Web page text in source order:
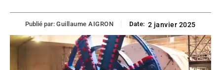
Publié par: Guillaume AIGRON Date: 2 janvier 2025